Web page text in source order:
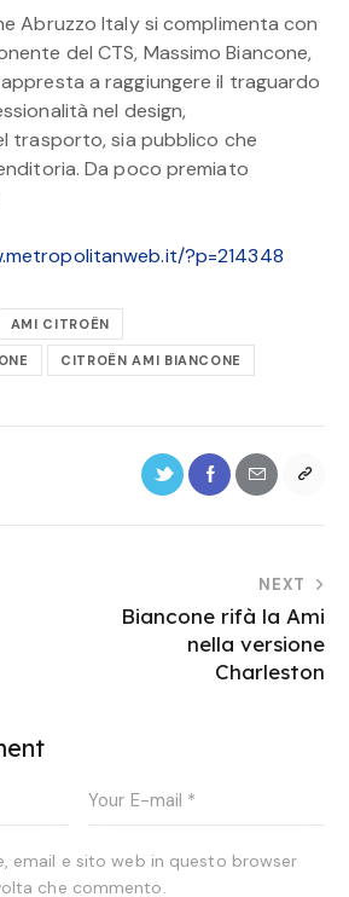
Abruzzo Italy si complimenta con
del CTS, Massimo Biancone,
a raggiungere il traguardo
nel design,
trasporto, sia pubblico che
Da poco premiato
?p=214348
AMI CITROËN
CITROËN AMI BIANCONE
NEXT
Biancone rifà la Ami
nella versione
Charleston
email e sito web in questo browser
che commento.